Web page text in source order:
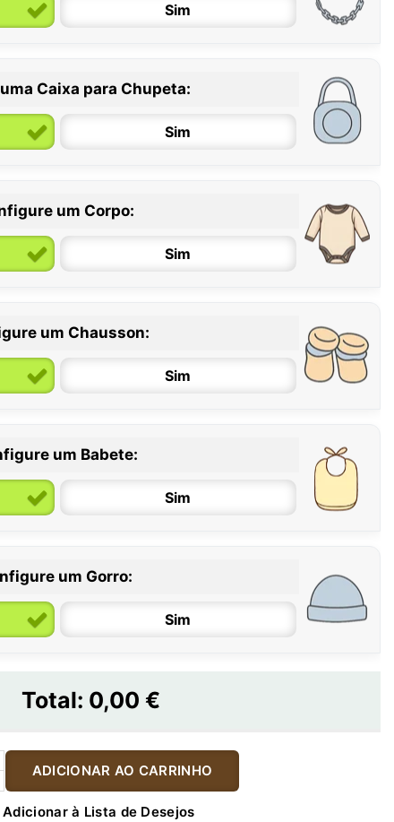
Sim
Caixa para Chupeta:
Sim
um Corpo:
Sim
6 / 12 meses 12 / 18 meses
um Chausson:
Sim
um Babete:
Sim
um Gorro:
Sim
Total: 0,00 €
ADICIONAR AO CARRINHO
Adicionar à Lista de Desejos